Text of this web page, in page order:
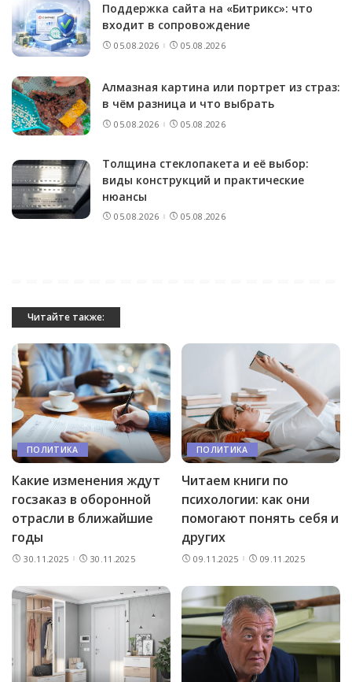
Поддержка сайта на «Битрикс»: что
входит в сопровождение
05.08.2026 05.08.2026
Алмазная картина или портрет из страз:
в чём разница и что выбрать
05.08.2026 05.08.2026
Толщина стеклопакета и её выбор:
виды конструкций и практические
нюансы
05.08.2026 05.08.2026
Читайте также:
ПОЛИТИКА
Какие изменения ждут
госзаказ в оборонной
отрасли в ближайшие
годы
30.11.2025 30.11.2025
ПОЛИТИКА
Читаем книги по
психологии: как они
помогают понять себя и
других
09.11.2025 09.11.2025